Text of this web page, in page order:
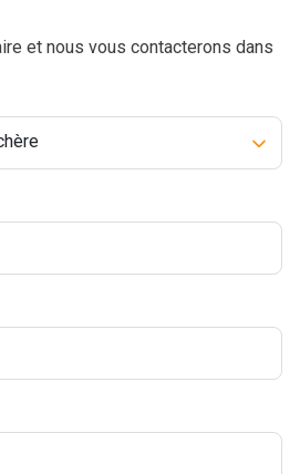
et nous vous contacterons dans